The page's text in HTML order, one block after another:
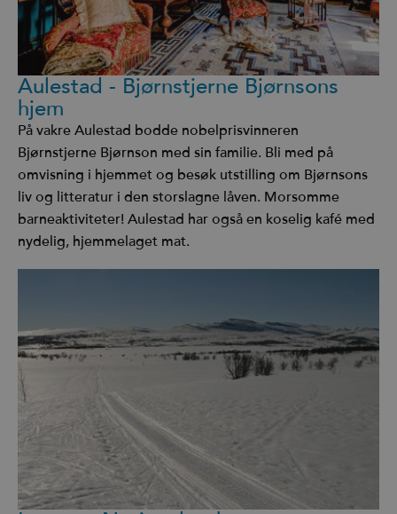
Aulestad - Bjørnstjerne Bjørnsons
hjem
På vakre Aulestad bodde nobelprisvinneren
Bjørnstjerne Bjørnson med sin familie. Bli med på
omvisning i hjemmet og besøk utstilling om Bjørnsons
liv og litteratur i den storslagne låven. Morsomme
barneaktiviteter! Aulestad har også en koselig kafé med
nydelig, hjemmelaget mat.